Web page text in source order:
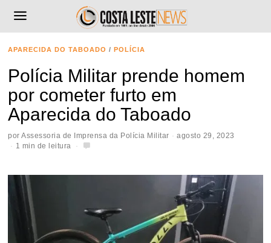
APARECIDA DO TABOADO / POLÍCIA
Polícia Militar prende homem
por cometer furto em
Aparecida do Taboado
porAssessoria de Imprensa da Polícia Militar
agosto 29, 2023
1 min de leitura